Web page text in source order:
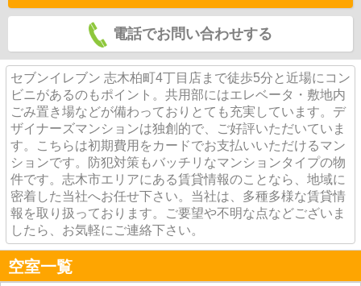
電話でお問い合わせする
セブンイレブン 志木柏町4丁目店まで徒歩5分と近場にコン
ビニがあるのもポイント。共用部にはエレベータ・敷地内
ごみ置き場などが備わっておりとても充実しています。デ
ザイナーズマンションは独創的で、ご好評いただいていま
す。こちらは初期費用をカードでお支払いいただけるマン
ションです。防犯対策もバッチリなマンションタイプの物
件です。志木市エリアにある賃貸情報のことなら、地域に
密着した当社へお任せ下さい。当社は、多種多様な賃貸情
報を取り扱っております。ご要望や不明な点などございま
したら、お気軽にご連絡下さい。
空室一覧